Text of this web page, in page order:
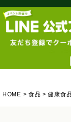
HOME 食品 健康食